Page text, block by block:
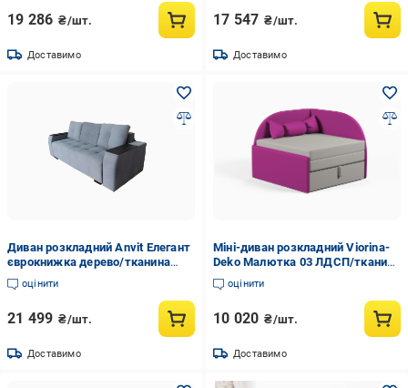
19 286 ₴/шт.
Доставимо
17 547 ₴/шт.
Доставимо
Диван розкладний Anvit Елегант
єврокнижка дерево/тканина
ягуар 240х100 см Графіт
оцінити
21 499 ₴/шт.
Доставимо
Міні-диван розкладний Viorina-
Deko Малютка 03 ЛДСП/тканина
Etna Рожевий (39629)
оцінити
10 020 ₴/шт.
Доставимо